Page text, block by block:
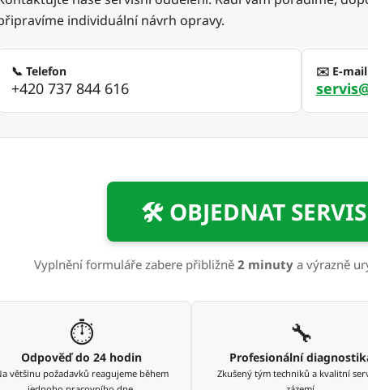
individuální návrh opravy.
📞 Telefon
+420 737 844 616
✉️ E-mail
🛠 OBJEDNAT
Vyplnění formuláře zabere přibližně 2 minutya výrazně
⏱️
Odpověď do 24 hodin
většinu požadavků reagujeme během
🔧
Profesionální
Zkušený tým techniků a kvalitní